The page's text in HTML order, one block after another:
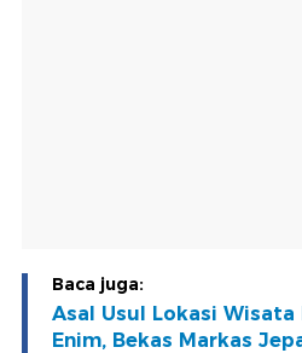
Baca juga:
Asal Usul Lokasi Wisata
Enim, Bekas Markas